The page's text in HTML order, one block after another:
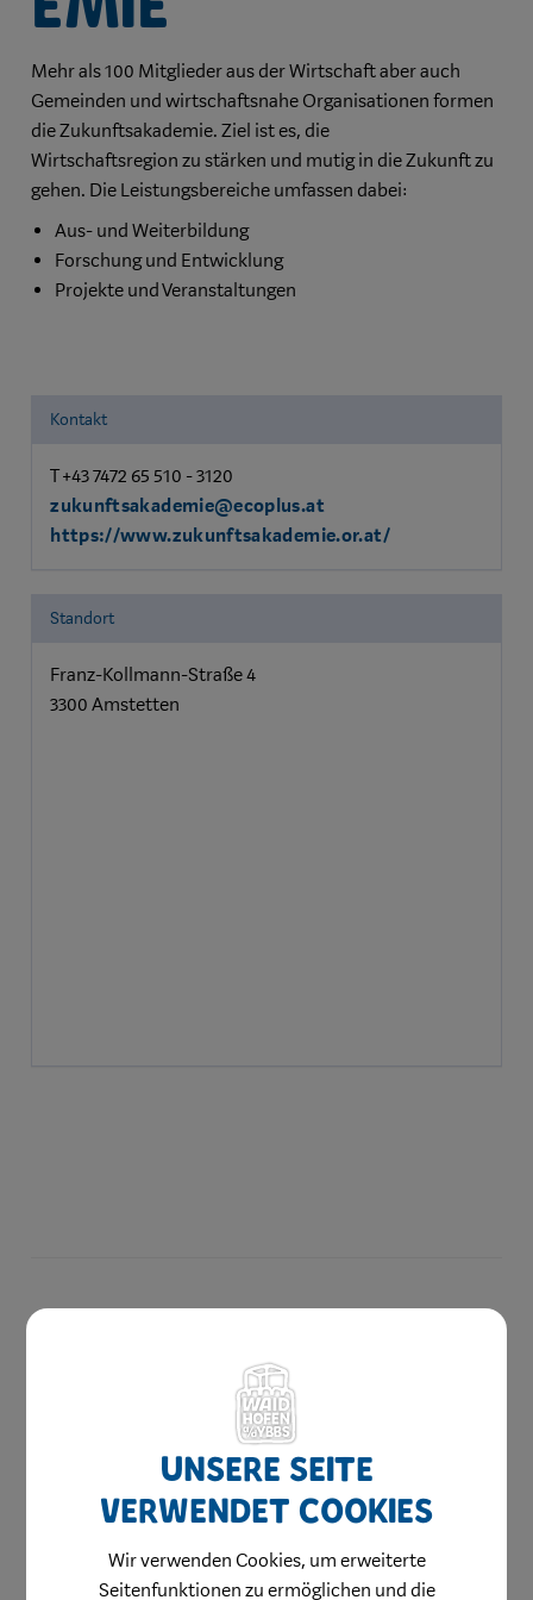
Mehr als 100 Mitglieder aus der Wirtschaft aber auch
Gemeinden und wirtschaftsnahe Organisationen formen
die Zukunftsakademie. Ziel ist es, die
Wirtschaftsregion zu stärken und mutig in die Zukunft zu
gehen. Die Leistungsbereiche umfassen dabei:
Aus- und Weiterbildung
Forschung und Entwicklung
Projekte und Veranstaltungen
Kontakt
T +43 7472 65 510 - 3120
zukunftsakademie@ecoplus.at
https://www.zukunftsakademie.or.at/
Standort
Franz-Kollmann-Straße 4
3300 Amstetten
Herzlich willkommen
Kinderbetreuung
Jugend & Familie
Schule & Bildung
Unsere Seite
verwendet Cookies
Wir verwenden Cookies, um erweiterte
Seitenfunktionen zu ermöglichen und die